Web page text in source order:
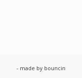
- made by bouncin